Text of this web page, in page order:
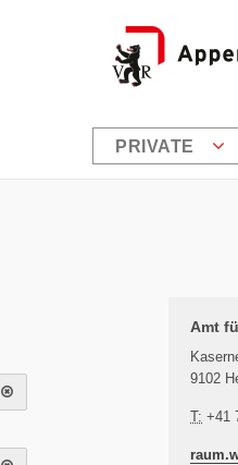
PRIVATE
Suchwort löschen
Amt
9102
T: +41